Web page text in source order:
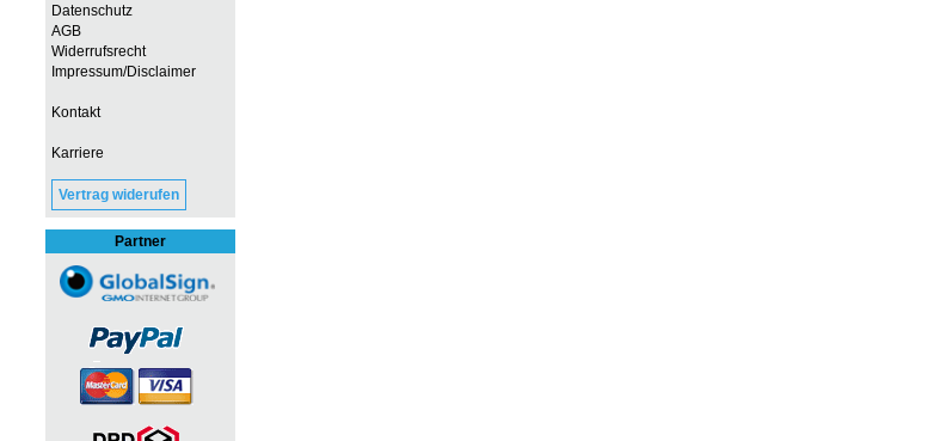
Datenschutz
AGB
Widerrufsrecht
Impressum/Disclaimer
Kontakt
Karriere
Vertrag widerufen
Partner